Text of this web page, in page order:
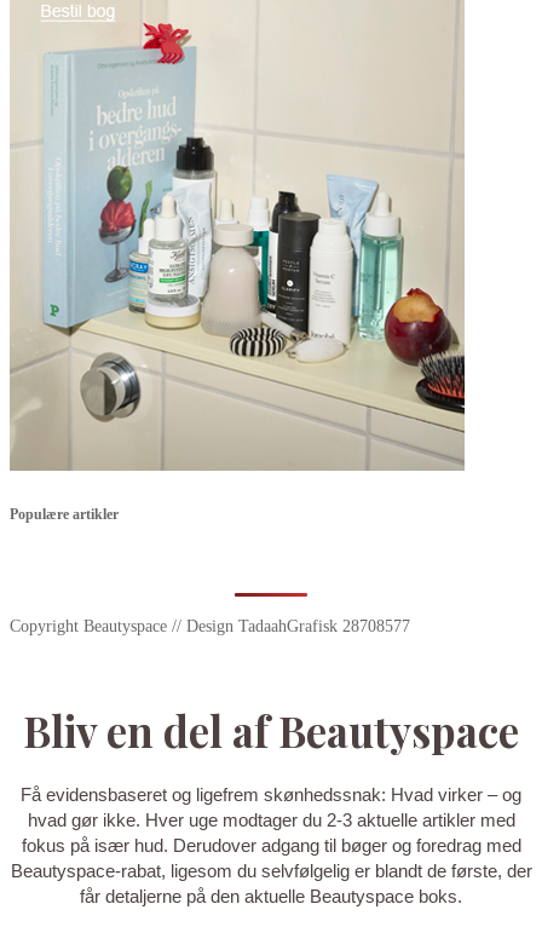
Populære artikler
Copyright Beautyspace // Design TadaahGrafisk 28708577
Bliv en del af Beautyspace
Få evidensbaseret og ligefrem skønhedssnak: Hvad virker – og
hvad gør ikke. Hver uge modtager du 2-3 aktuelle artikler med
fokus på især hud. Derudover adgang til bøger og foredrag med
Beautyspace-rabat, ligesom du selvfølgelig er blandt de første, der
får detaljerne på den aktuelle Beautyspace boks.